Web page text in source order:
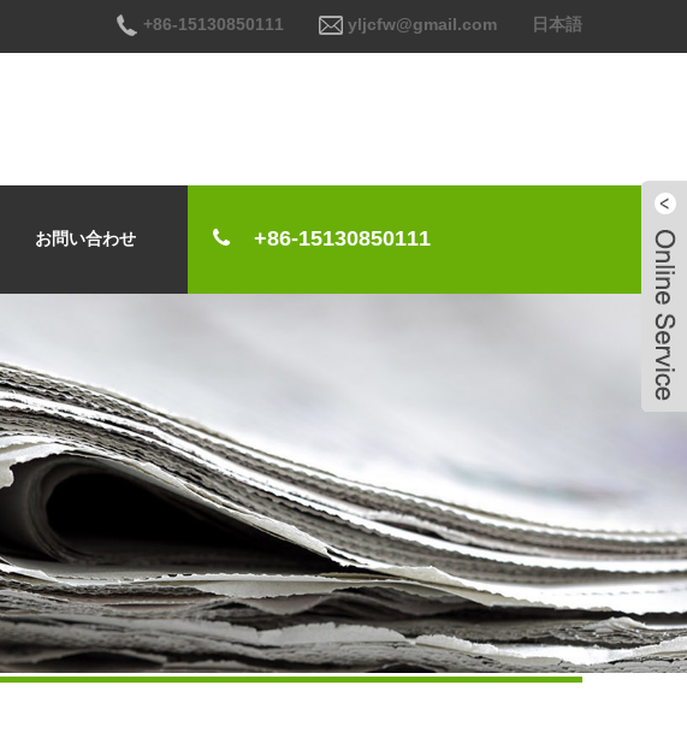
+86-15130850111 yljcfw@gmail.com 日本語
お問い合わせ +86-15130850111